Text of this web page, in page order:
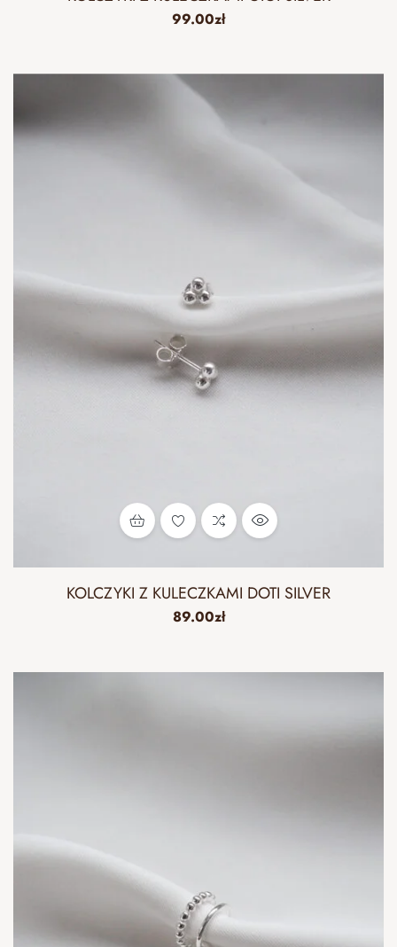
99.00zł
KOLCZYKI Z KULECZKAMI DOTI SILVER
89.00zł